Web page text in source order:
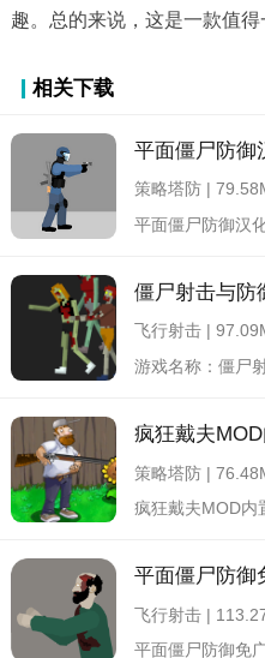
趣。总的来说，这是一款值得
相关下载
平面僵尸防御
策略塔防 |
僵尸射击与防
飞行射击 |
疯狂戴夫
策略塔防 |
平面僵尸防御
飞行射击 |